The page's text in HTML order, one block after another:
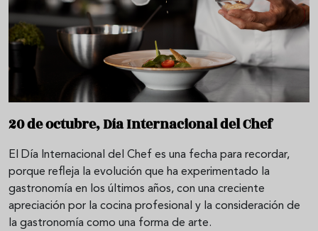
20 de octubre, Día Internacional del Chef
El Día Internacional del Chef es una fecha para recordar,
porque refleja la evolución que ha experimentado la
gastronomía en los últimos años, con una creciente
apreciación por la cocina profesional y la consideración de
la gastronomía como una forma de arte.